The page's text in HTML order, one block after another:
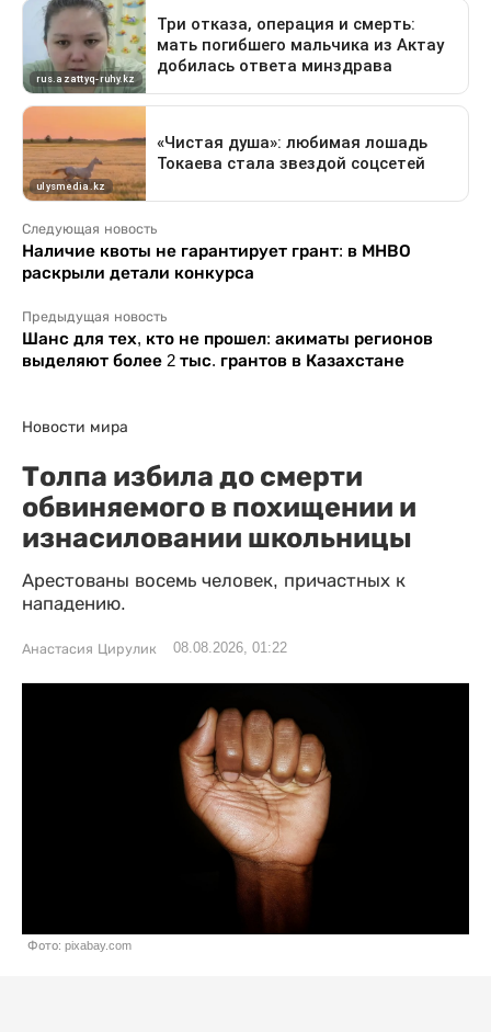
Следующая новость
Наличие квоты не гарантирует грант: в МНВО
раскрыли детали конкурса
Предыдущая новость
Шанс для тех, кто не прошел: акиматы регионов
выделяют более 2 тыс. грантов в Казахстане
Новости мира
Толпа избила до смерти
обвиняемого в похищении и
изнасиловании школьницы
Арестованы восемь человек, причастных к
нападению.
Анастасия Цирулик 08.08.2026, 01:22
Фото: pixabay.com